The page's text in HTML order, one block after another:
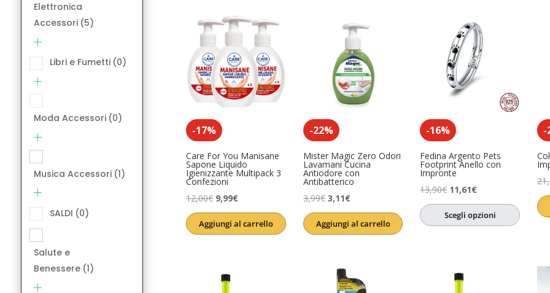
Elettronica
Accessori (5)
Libri e Fumetti (0)
Moda Accessori (0)
Musica Accessori (1)
SALDI (0)
Salute e
Benessere (1)
-17%
Care For You Manisane
Sapone Liquido
Igienizzante Multipack 3
Confezioni
12,00€ Il
prezzo
originale
9,99€Il
prezzo
attuale
Aggiungi al carrello
-22%
Mister Magic Zero Odori
Lavamani Cucina
Antiodore con
Antibatterico
3,99€ Il
prezzo
originale
3,11€Il
prezzo
attuale
Aggiungi al carrello
-16%
Fedina Argento Pets
Footprint Anello con
Impronte
13,90€ Il
prezzo
originale
11,61€Il
prezzo
attuale
Scegli opzioni
-